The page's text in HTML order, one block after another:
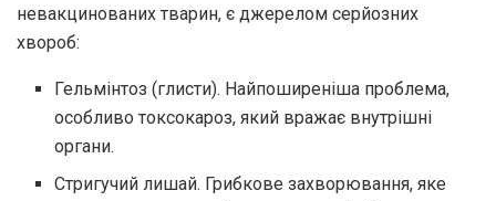
невакцинованих тварин, є джерелом серйозних
хвороб:
Гельмінтоз (глисти). Найпоширеніша проблема,
особливо токсокароз, який вражає внутрішні
органи.
Стригучий лишай. Грибкове захворювання, яке